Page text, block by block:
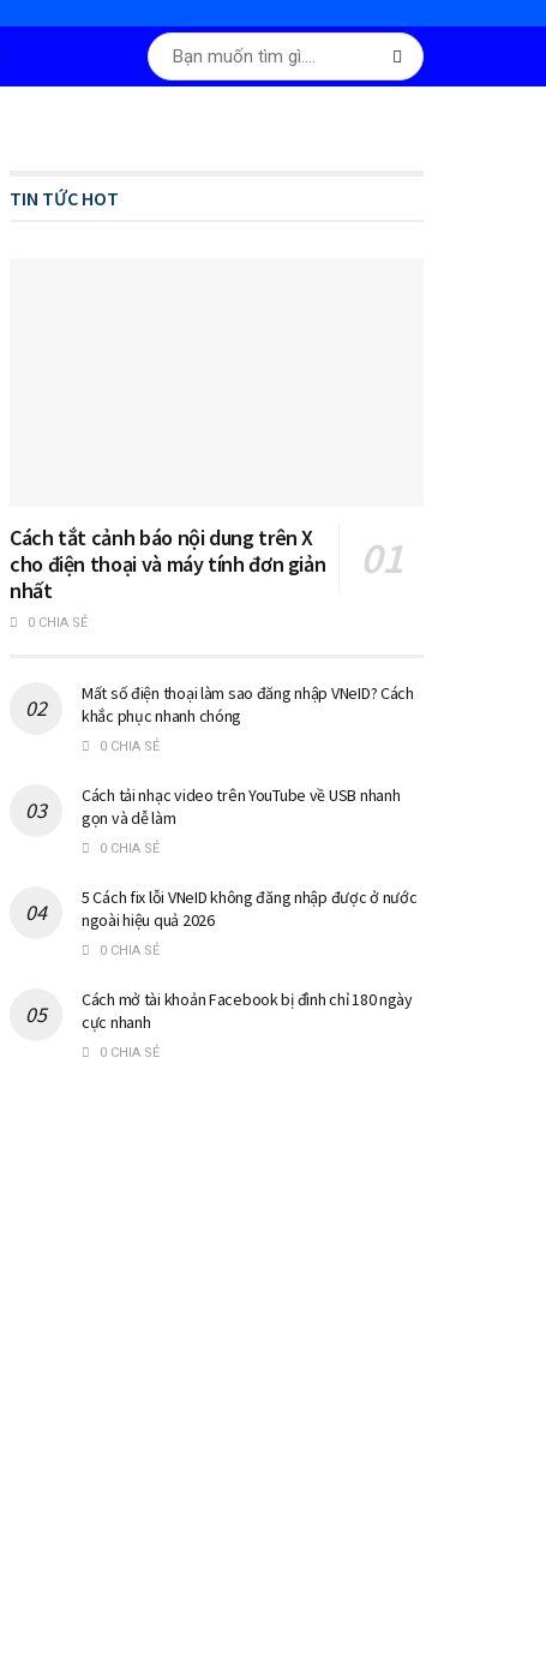
TIN TỨC HOT
Cách tắt cảnh báo nội dung trên X
cho điện thoại và máy tính đơn giản
nhất
0 CHIA SẺ
Mất số điện thoại làm sao đăng nhập VNeID? Cách
khắc phục nhanh chóng
0 CHIA SẺ
Cách tải nhạc video trên YouTube về USB nhanh
gọn và dễ làm
0 CHIA SẺ
5 Cách fix lỗi VNeID không đăng nhập được ở nước
ngoài hiệu quả 2026
0 CHIA SẺ
Cách mở tài khoản Facebook bị đình chỉ 180 ngày
cực nhanh
0 CHIA SẺ